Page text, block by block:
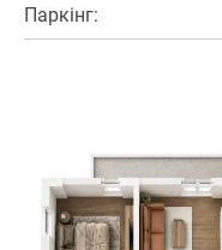
Паркінг: